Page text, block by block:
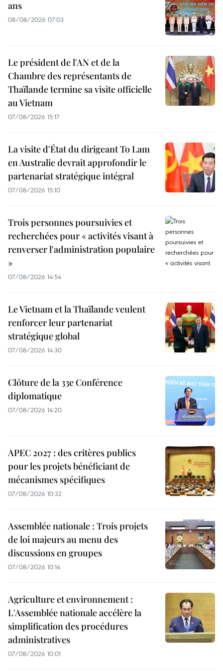
ans
08/08/2026 07:03
Le président de l'AN et de la
Chambre des représentants de
Thaïlande termine sa visite officielle
au Vietnam
07/08/2026 15:17
La visite d'État du dirigeant To Lam
en Australie devrait approfondir le
partenariat stratégique intégral
07/08/2026 15:10
Trois personnes poursuivies et
recherchées pour « activités visant à
renverser l'administration populaire
»
07/08/2026 14:54
Le Vietnam et la Thaïlande veulent
renforcer leur partenariat
stratégique global
07/08/2026 14:30
Clôture de la 33e Conférence
diplomatique
07/08/2026 14:20
APEC 2027 : des critères publics
pour les projets bénéficiant de
mécanismes spécifiques
07/08/2026 10:32
Assemblée nationale : Trois projets
de loi majeurs au menu des
discussions en groupes
07/08/2026 10:14
Agriculture et environnement :
L'Assemblée nationale accélère la
simplification des procédures
administratives
07/08/2026 10:01